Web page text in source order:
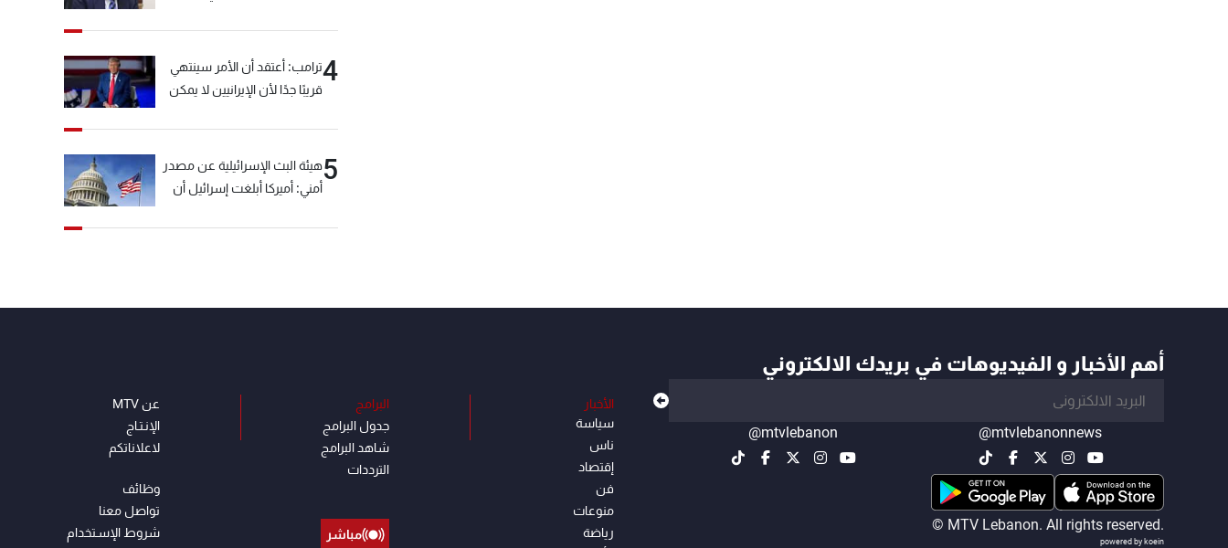
4ترامب: أعتقد أن الأمر سينتهي
قريبًا جدًا لأن الإيرانيين لا يمكن
5هيئة البث الإسرائيلية عن مصدر
أمني: أميركا أبلغت إسرائيل أن
أهم الأخبار و الفيديوهات في بريدك الالكتروني
@mtvlebanonnews
@mtvlebanon
© MTV Lebanon. All rights reserved.
powered by koein
الأخبار
سياسة
ناس
إقتصاد
فن
منوعات
رياضة
البرامج
جدول البرامج
شاهد البرامج
الترددات
مباشر
عن MTV
الإنـتـاج
لاعلاناتكم
وظائف
تواصل معنا
شروط الإسـتخدام